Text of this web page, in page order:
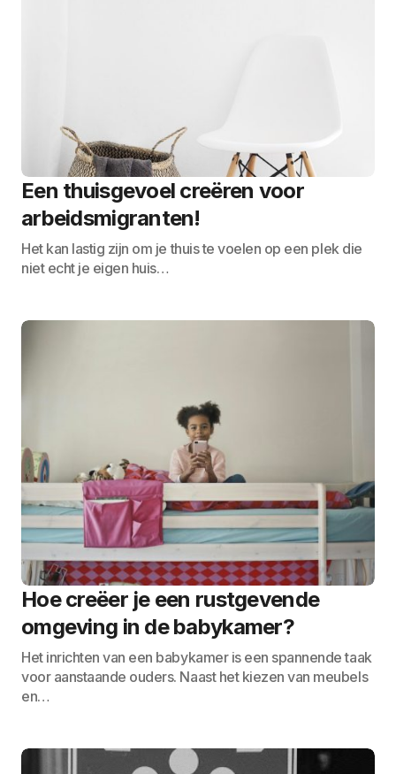
Een thuisgevoel creëren voor
arbeidsmigranten!
Het kan lastig zijn om je thuis te voelen op een plek die
niet echt je eigen huis…
Hoe creëer je een rustgevende
omgeving in de babykamer?
Het inrichten van een babykamer is een spannende taak
voor aanstaande ouders. Naast het kiezen van meubels
en…